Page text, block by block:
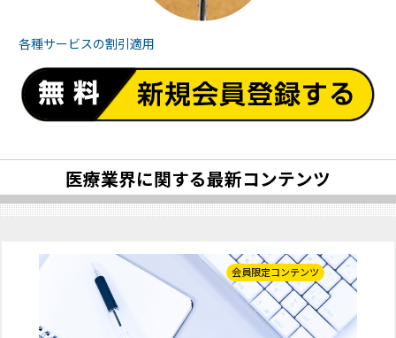
各種サービスの割引適用
医療業界に関する最新コンテンツ
会員限定コンテンツ